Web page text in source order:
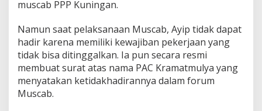
muscab PPP Kuningan.
Namun saat pelaksanaan Muscab, Ayip tidak dapat
hadir karena memiliki kewajiban pekerjaan yang
tidak bisa ditinggalkan. Ia pun secara resmi
membuat surat atas nama PAC Kramatmulya yang
menyatakan ketidakhadirannya dalam forum
Muscab.